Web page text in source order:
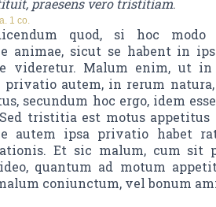
praesens vero tristitiam.
1 co.
quod, si hoc
animae, sicut se habent in
videretur. Malum enim, ut
privatio autem, in rerum
secundum hoc ergo, idem
tristitia est motus appetitus
autem ipsa privatio habet
Et sic malum, cum sit
quantum ad motum
coniunctum, vel bonum